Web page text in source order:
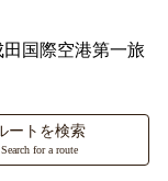
国際空港第一旅
ートを検索
Search for a route